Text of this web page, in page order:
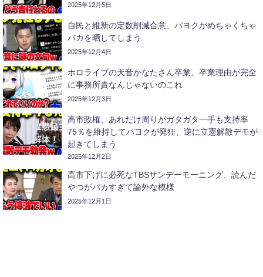
2025年12月5日
自民と維新の定数削減合意、パヨクがめちゃくちゃ
バカを晒してしまう
2025年12月4日
ホロライブの天音かなたさん卒業。卒業理由が完全
に事務所責なんじゃないのこれ
2025年12月3日
高市政権、あれだけ周りがガタガタ一手も支持率
75％を維持してパヨクが発狂、逆に立憲解散デモが
起きてしまう
2025年12月2日
高市下げに必死なTBSサンデーモーニング、読んだ
やつがバカすぎて論外な模様
2025年12月1日